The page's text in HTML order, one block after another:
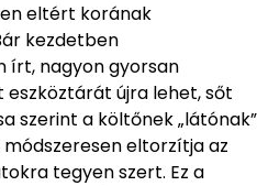
eltért korának
kezdetben
írt, nagyon gyorsan
újra lehet, sőt
szerint a költőnek „látónak”
eltorzítja az
tegyen szert. Ez a